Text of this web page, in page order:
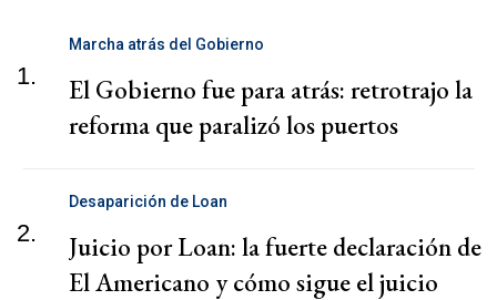
1.
Marcha atrás del Gobierno
El Gobierno fue para atrás: retrotrajo la
reforma que paralizó los puertos
2.
Desaparición de Loan
Juicio por Loan: la fuerte declaración de
El Americano y cómo sigue el juicio